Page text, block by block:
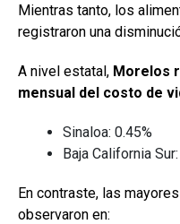
Mientras tanto, los
registraron una
A nivel estatal, Morelos
mensual del costo de
Sinaloa: 0.45%
Baja California
En contraste, las
observaron en: